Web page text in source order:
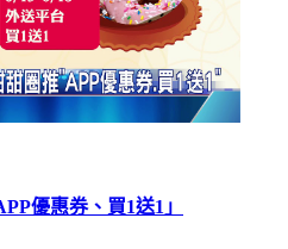
優惠券、買1送1」